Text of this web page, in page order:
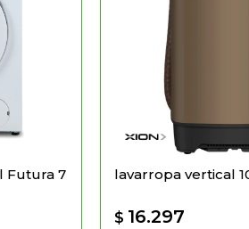
Futura 7
lavarropa vertical
$ 16.297